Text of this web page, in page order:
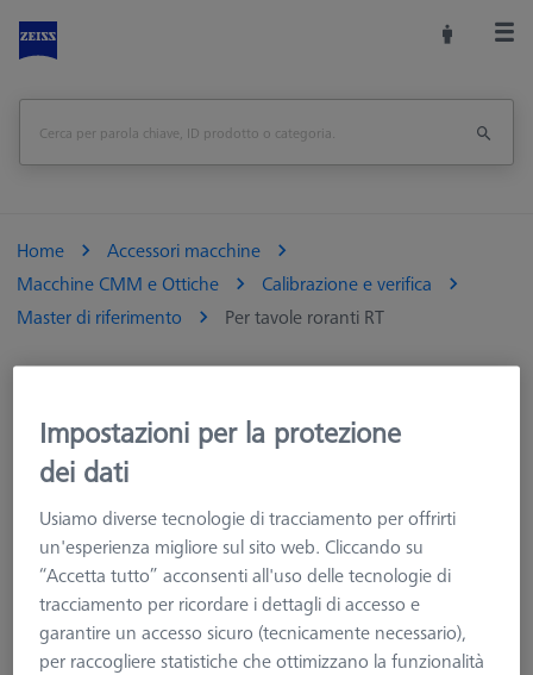
Home
Accessori macchine
Macchine CMM e Ottiche
Calibrazione e verifica
Master di riferimento
Per tavole roranti RT
Per tavole roranti RT
tavole rotanti RT
Maggiori informazioni su Per tavole roranti
RT
Impostazioni per la protezione
dei dati
Usiamo diverse tecnologie di tracciamento per offrirti
un'esperienza migliore sul sito web. Cliccando su
“Accetta tutto” acconsenti all'uso delle tecnologie di
tracciamento per ricordare i dettagli di accesso e
garantire un accesso sicuro (tecnicamente necessario),
per raccogliere statistiche che ottimizzano la funzionalità